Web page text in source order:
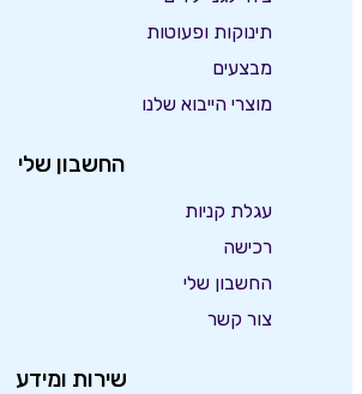
תינוקות ופעוטות
מבצעים
מוצרי הייבוא שלנו
החשבון שלי
עגלת קניות
רכישה
החשבון שלי
צור קשר
שירות ומידע